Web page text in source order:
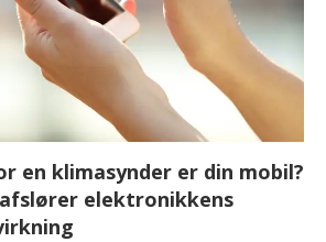
en klimasynder er din mobil?
elektronikkens